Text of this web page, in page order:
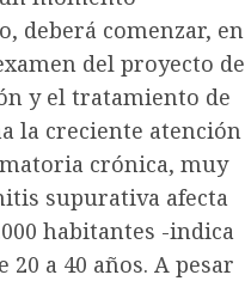
deberá comenzar, en
del proyecto de
y el tratamiento de
la creciente atención
crónica, muy
supurativa afecta
habitantes -indica
a 40 años. A pesar